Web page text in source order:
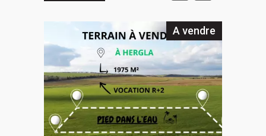
A vendre